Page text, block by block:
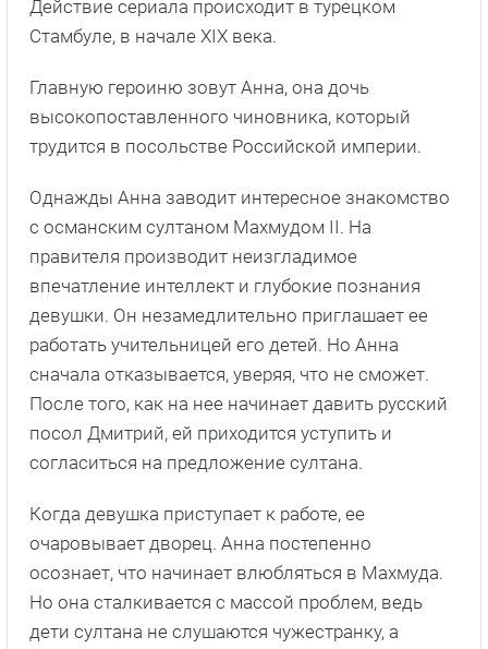
Действие сериала происходит в турецком
Стамбуле, в начале XIX века.
Главную героиню зовут Анна, она дочь
высокопоставленного чиновника, который
трудится в посольстве Российской империи.
Однажды Анна заводит интересное знакомство
с османским султаном Махмудом II. На
правителя производит неизгладимое
впечатление интеллект и глубокие познания
девушки. Он незамедлительно приглашает ее
работать учительницей его детей. Но Анна
сначала отказывается, уверяя, что не сможет.
После того, как на нее начинает давить русский
посол Дмитрий, ей приходится уступить и
согласиться на предложение султана.
Когда девушка приступает к работе, ее
очаровывает дворец. Анна постепенно
осознает, что начинает влюбляться в Махмуда.
Но она сталкивается с массой проблем, ведь
дети султана не слушаются чужестранку, а